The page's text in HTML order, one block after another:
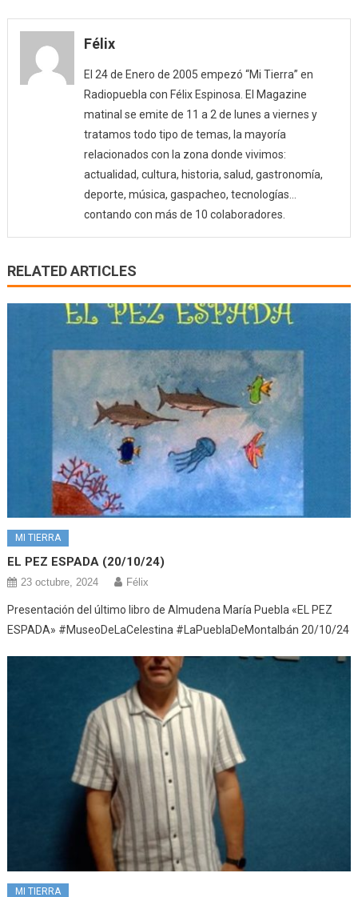
Félix
El 24 de Enero de 2005 empezó “Mi Tierra” en
Radiopuebla con Félix Espinosa. El Magazine
matinal se emite de 11 a 2 de lunes a viernes y
tratamos todo tipo de temas, la mayoría
relacionados con la zona donde vivimos:
actualidad, cultura, historia, salud, gastronomía,
deporte, música, gaspacheo, tecnologías…
contando con más de 10 colaboradores.
RELATED ARTICLES
MI TIERRA
EL PEZ ESPADA (20/10/24)
23 octubre, 2024 Félix
Presentación del último libro de Almudena María Puebla «EL PEZ
ESPADA» #MuseoDeLaCelestina #LaPueblaDeMontalbán 20/10/24
MI TIERRA